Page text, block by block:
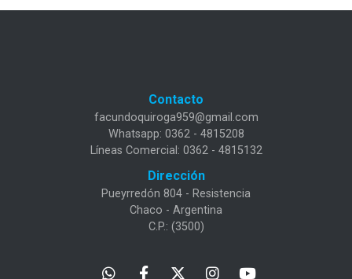
Contacto
facundoquiroga959@gmail.com
Whatsapp: 0362 - 4815208
Líneas Comercial: 0362 - 4815132
Dirección
Pueyrredón 804 - Resistencia
Chaco - Argentina
C.P.: (3500)